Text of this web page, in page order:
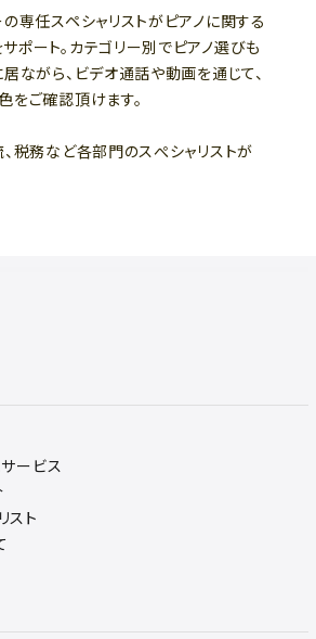
の専任スペシャリストがピアノに関する
ポート。カテゴリー別でピアノ選びも
居ながら、ビデオ通話や動画を通じて、
をご確認頂けます。
、税務など各部門のスぺシャリストが
ービス
スト